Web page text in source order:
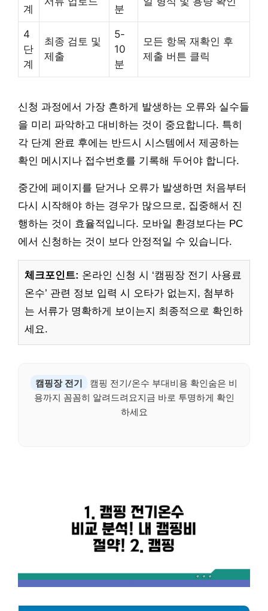
계
분
4
단
계
최종 검토 및
제출
5-
10
분
모든 항목 재확인 후
제출 버튼 클릭
신청 과정에서 가장 흔하게 발생하는 오류와 실수들
을 미리 파악하고 대비하는 것이 중요합니다. 특히
각 단계 완료 후에는 반드시 시스템에서 제공하는
확인 메시지나 접수번호를 기록해 두어야 합니다.
중간에 페이지를 닫거나 오류가 발생하면 처음부터
다시 시작해야 하는 경우가 많으므로, 집중해서 진
행하는 것이 효율적입니다. 모바일 환경보다는 PC
에서 신청하는 것이 보다 안정적일 수 있습니다.
체크포인트: 온라인 신청 시 ‘캠핑장 전기 사용료
온수’ 관련 정보 입력 시 오타가 없는지, 첨부하
는 서류가 명확하게 보이는지 최종적으로 확인하
세요.
캠핑장 전기
캠핑 전기/온수 부대비용 확인숨은 비
용까지 꼼꼼히 알려드려요지금 바로 투명하게 확인
하세요